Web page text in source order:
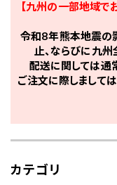
【九州の一部地域
令和8年熊本地震の
止、ならびに九州
配送に関しては通
ご注文に際しまして
カテゴリ